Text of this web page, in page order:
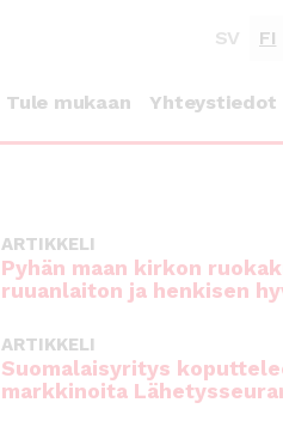
SV FI
Tule mukaan Yhteystiedot
ARTIKKELI
Pyhän maan kirkon
ruuanlaiton ja henkisen
ARTIKKELI
Suomalaisyritys
markkinoita